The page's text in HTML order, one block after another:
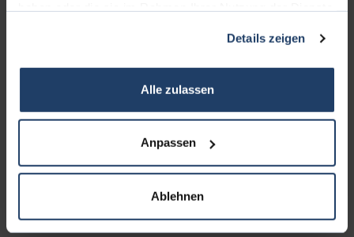
Details zeigen
Alle zulassen
Anpassen
Ablehnen
Sa. + So. nach Vereinbarung
Telefon: 06151-734 75 950